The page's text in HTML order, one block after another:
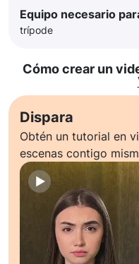
Equipo necesario
trípode
Cómo crear un
Dispara
Obtén un tutorial en
escenas contigo